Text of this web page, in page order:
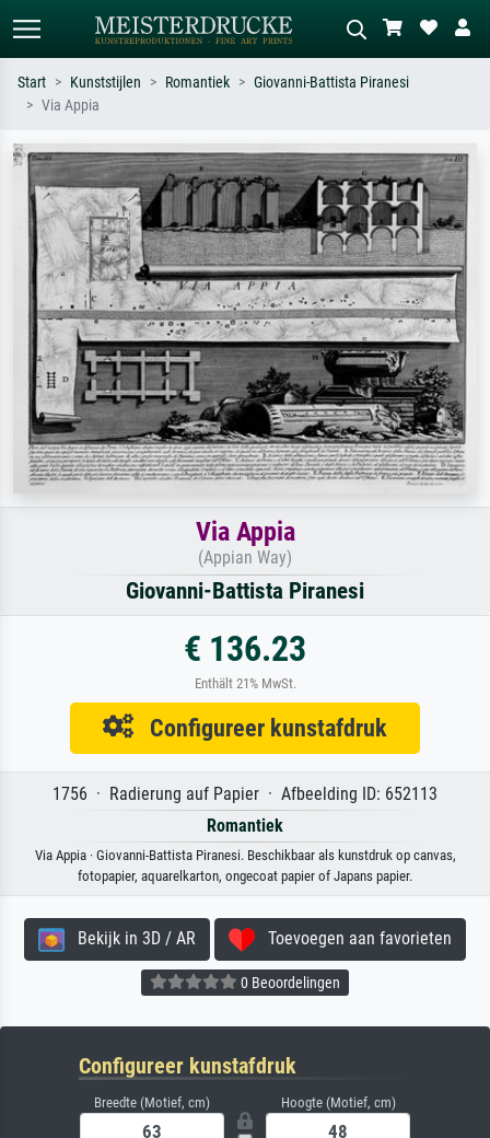
Zoek op kunstenaar, titel of stijl – bijv.
Monet, Sterrennacht, impressionisme,
Hokusai-golf, naakt.
Beschrijf de scène – bijv. groene
weide, abstract met veel rood, donker
olieverfschilderij, staand naakt naast
een boom.
Start Kunststijlen Romantiek
Giovanni-Battista Piranesi
Via Appia
Via Appia
(Appian Way)
Giovanni-Battista Piranesi
€ 136.23
Enthält 21% MwSt.
Configureer kunstafdruk
1756 · Radierung auf Papier · Afbeelding ID: 652113
Romantiek
Via Appia · Giovanni-Battista Piranesi. Beschikbaar als kunstdruk op canvas,
fotopapier, aquarelkarton, ongecoat papier of Japans papier.
Bekijk in 3D / AR Toevoegen aan favorieten
0 Beoordelingen
Configureer kunstafdruk
Breedte (Motief, cm) Hoogte (Motief, cm)